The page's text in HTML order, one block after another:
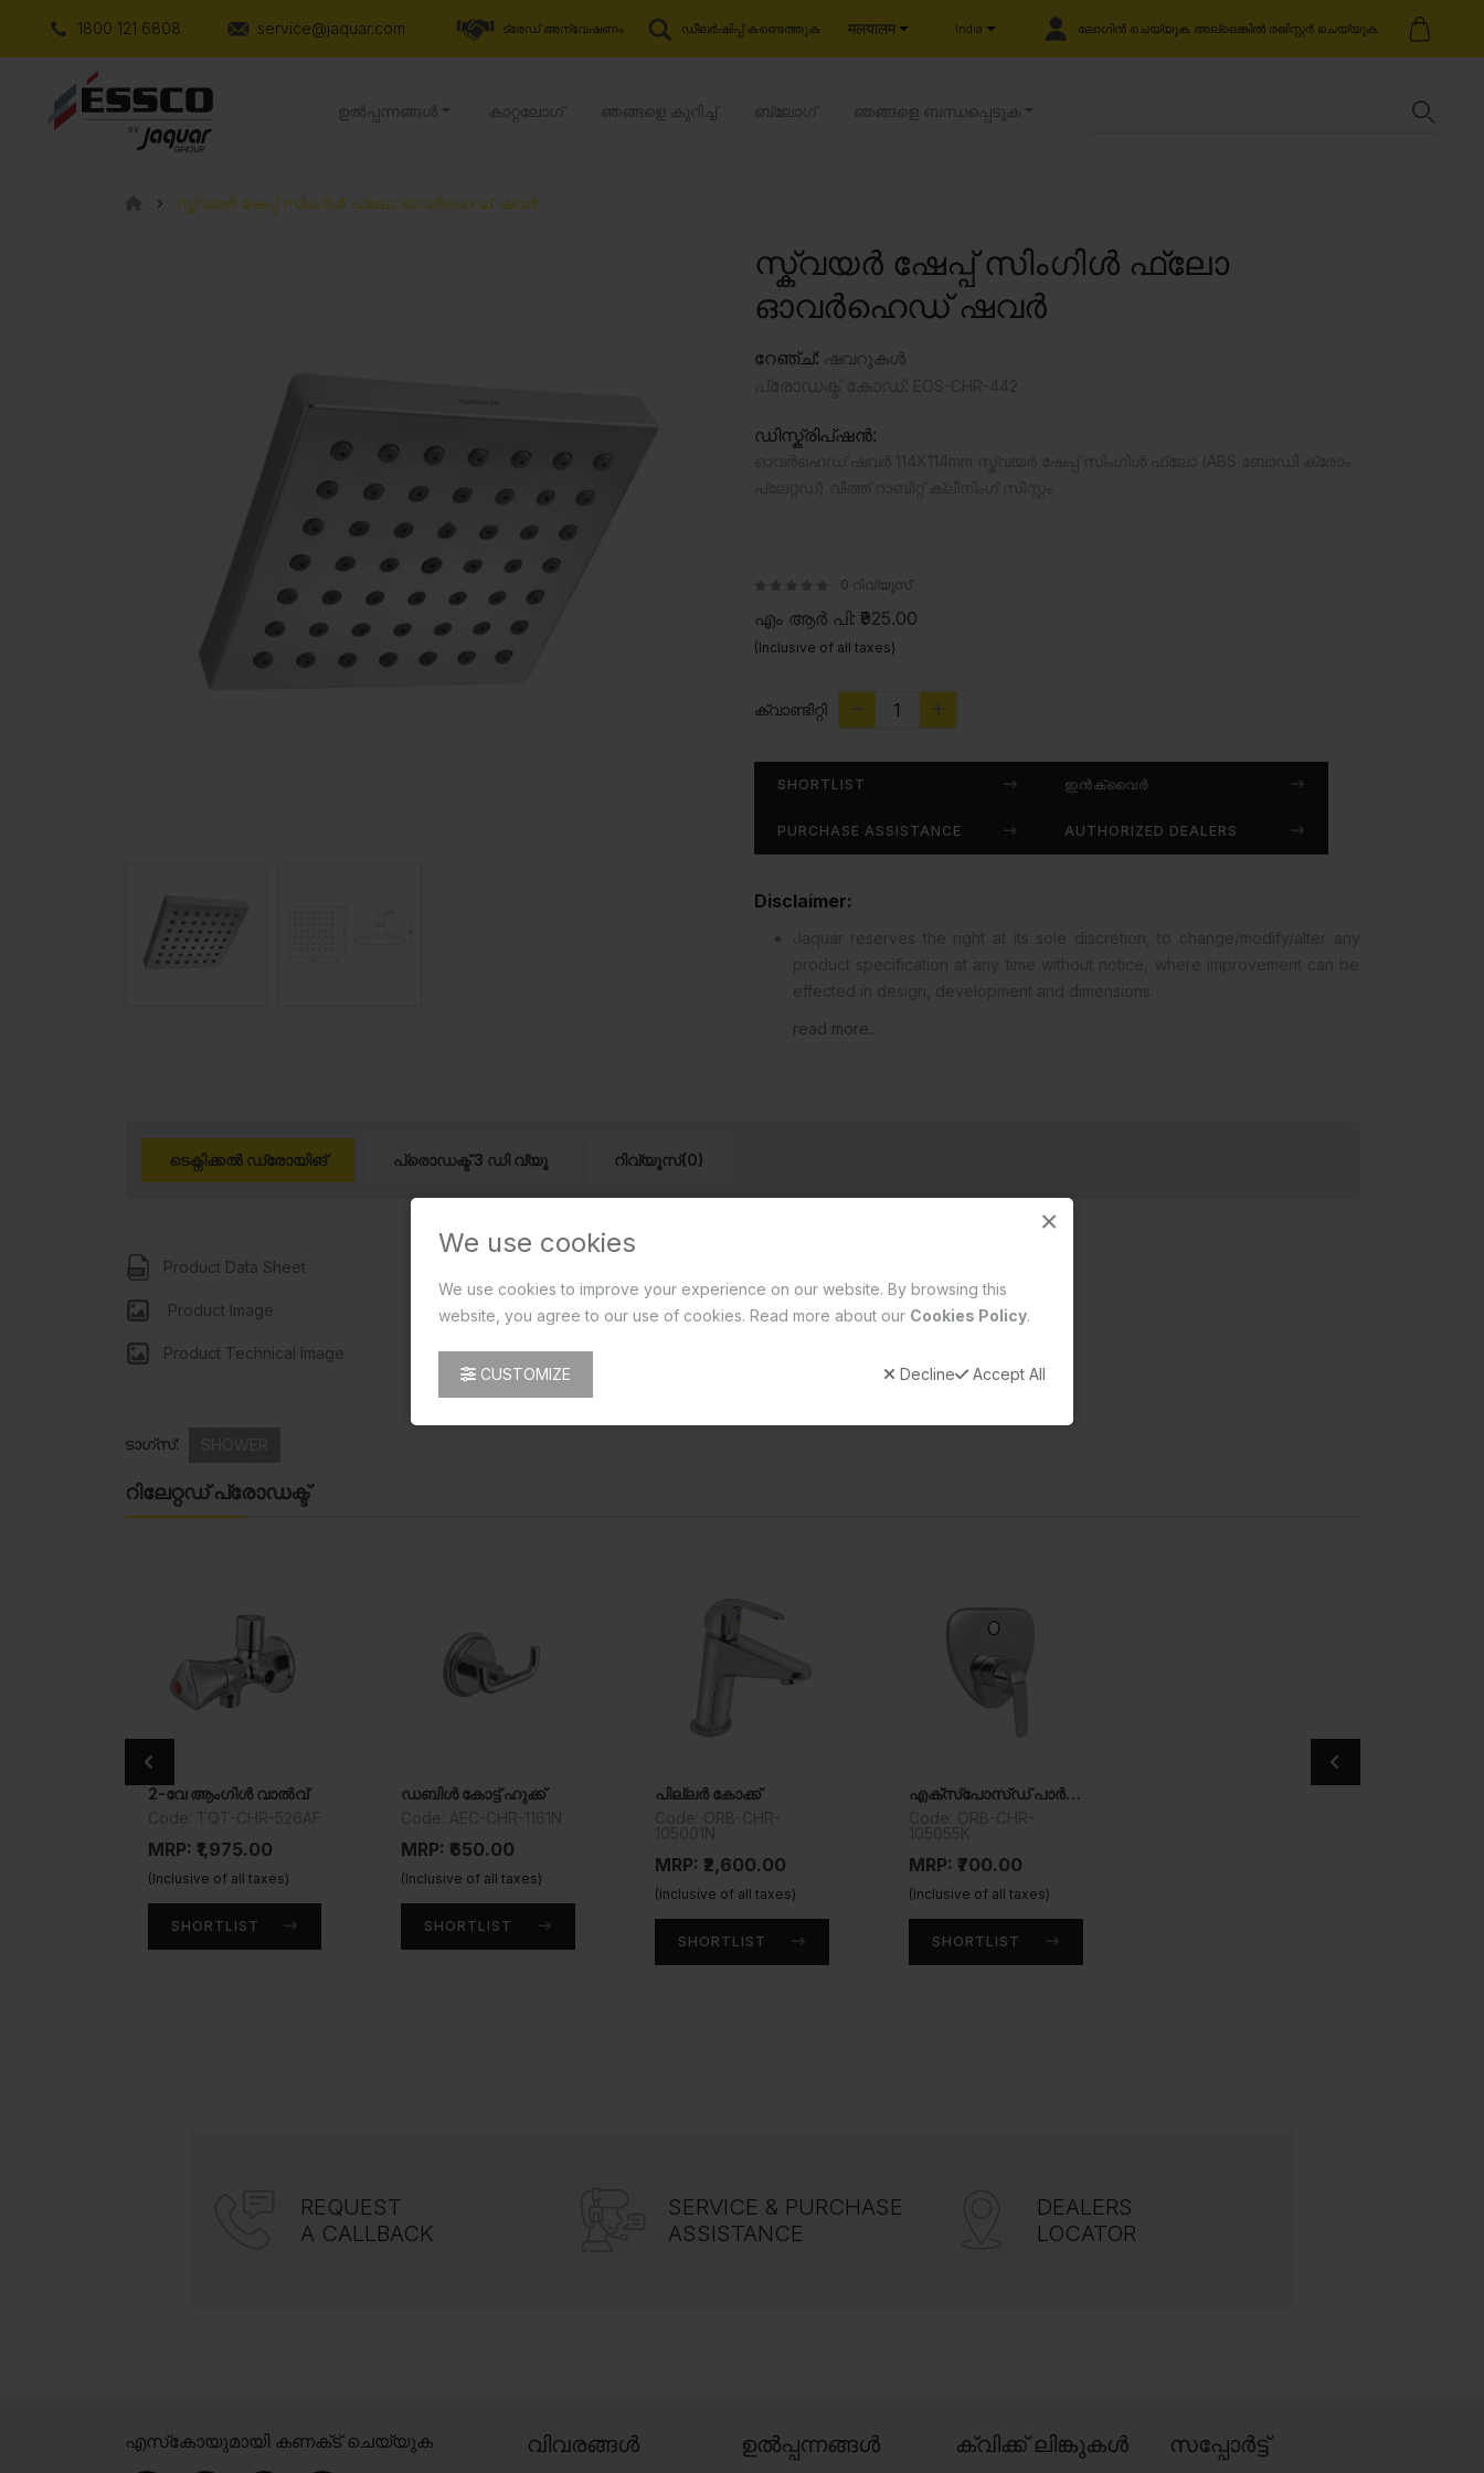
×
We use cookies
We use cookies to improve your experience on our website. By browsing this
website, you agree to our use of cookies. Read more about our Cookies Policy.
CUSTOMIZE Decline Accept All
1800 121 6808 service@jaquar.com ട്രേഡ് അന്വേഷണം ഡീലർഷിപ്പ് കണ്ടെത്തുക मलयालम India ലോഗിൻ ചെയ്യുക അല്ലെങ്കിൽ രജിസ്റ്റർ ചെയ്യുക
ഉൽപ്പന്നങ്ങൾ കാറ്റലോഗ് ഞങ്ങളെ കുറിച്ച് ബ്ലോഗ് ഞങ്ങളെ ബന്ധപ്പെടുക
സ്ക്വയർ ഷേപ്പ് സിംഗിൾ ഫ്ലോ ഓവർഹെഡ് ഷവർ
സ്ക്വയർ ഷേപ്പ് സിംഗിൾ ഫ്ലോ
ഓവർഹെഡ് ഷവർ
റേഞ്ച്: ഷവറുകൾ
ഡിസ്ക്രിപ്ഷൻ:
0 റിവ്യൂസ്
എം ആർ പി: ₹925.00
(Inclusive of all taxes)
ക്വാണ്ടിറ്റി
SHORTLIST ഇൻക്വൈർ
PURCHASE ASSISTANCE AUTHORIZED DEALERS
Disclaimer:
read more...
ടെക്നിക്കൽ ഡ്രോയിങ് പ്രൊഡക്ട് 3 ഡി വ്യൂ റിവ്യൂസ്(0)
Product Data Sheet
Product Image
Product Technical Image
ടാഗ്സ്:
റിലേറ്റഡ് പ്രോഡക്ട്
2-വേ ആംഗിൾ വാൽവ്
MRP: ₹1,975.00
(Inclusive of all taxes)
SHORTLIST
ഡബിൾ കോട്ട് ഹുക്ക്
MRP: ₹650.00
(Inclusive of all taxes)
SHORTLIST
പില്ലർ കോക്ക്
MRP: ₹2,600.00
(Inclusive of all taxes)
SHORTLIST
എക്സ്പോസ്ഡ് പാർട്സ് കിറ്റ് ഓഫ് സിംഗിൾ ലിവർ ഡൈവേർട്ടർ
MRP: ₹700.00
(Inclusive of all taxes)
SHORTLIST
REQUEST
A CALLBACK
SERVICE & PURCHASE
ASSISTANCE
DEALERS
LOCATOR
എസ്‍കോയുമായി കണക്‌ട് ചെയ്യുക വിവരങ്ങൾ ഉൽപ്പന്നങ്ങൾ ക്വിക്ക് ലിങ്കുകൾ സപ്പോർട്ട്